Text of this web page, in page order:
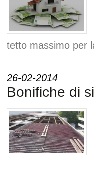
tetto massimo per
26-02-2014
Bonifiche di